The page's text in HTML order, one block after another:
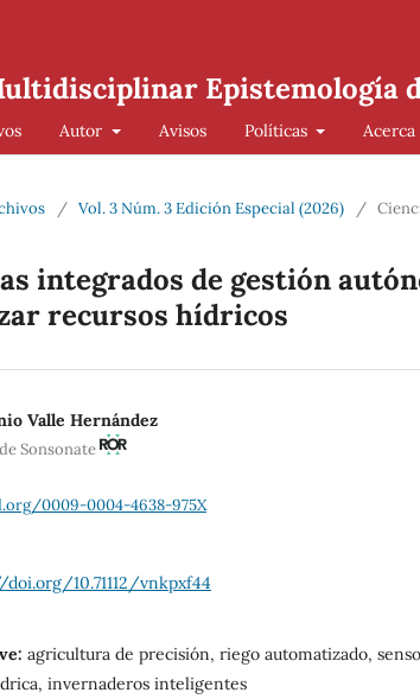
Epistemología
Autor Avisos Políticas Acerca
/ Vol. 3 Núm. 3 Edición Especial (2026) /
integrados de gestión
recursos hídricos
Valle Hernández
Sonsonate
0009-0004-4638-975X
10.71112/vnkpxf44
agricultura de precisión, riego automatizado,
invernaderos inteligentes